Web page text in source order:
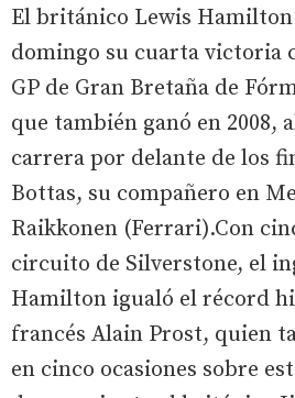
El británico Lewis
domingo su cuarta victoria
GP de Gran Bretaña de
que también ganó en 2008,
carrera por delante de los
Bottas, su compañero en
Raikkonen (Ferrari).Con
circuito de Silverstone, el
Hamilton igualó el récord
francés Alain Prost, quien
en cinco ocasiones sobre